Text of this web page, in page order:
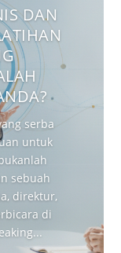
DAN
serba
untuk
sebuah
direktur,
di